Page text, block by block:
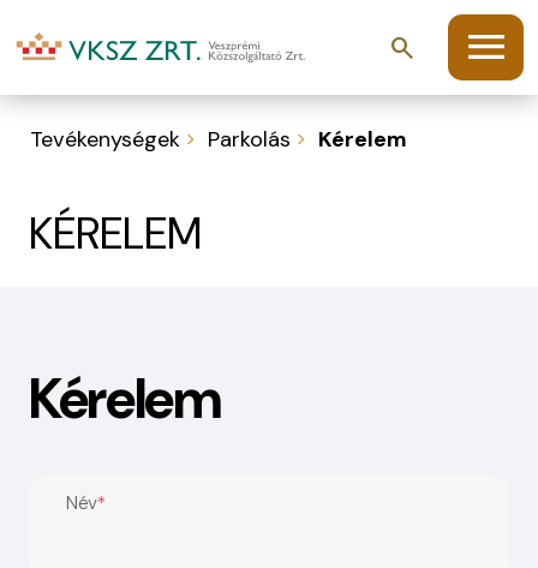
search menu
Tevékenységek Parkolás Kérelem
KÉRELEM
Kérelem
Név*